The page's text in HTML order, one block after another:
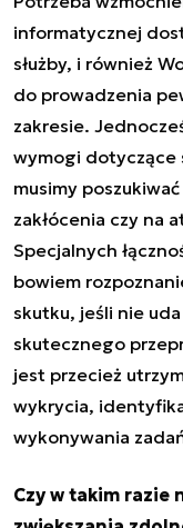
informatycznej
służby, i również
do prowadzenia
zakresie.
wymogi dotyczące
musimy
zakłócenia czy na
Specjalnych
bowiem
skutku, jeśli nie
skutecznego
jest przecież
wykrycia,
wykonywania
Czy w takim razie